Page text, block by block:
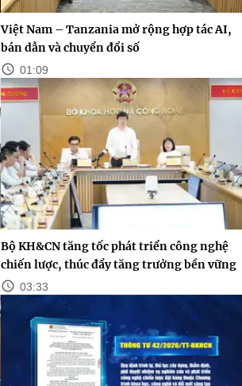
Việt Nam – Tanzania mở rộng hợp tác AI,
bán dẫn và chuyển đổi số
01:09
Bộ KH&CN tăng tốc phát triển công nghệ
chiến lược, thúc đẩy tăng trưởng bền vững
03:33